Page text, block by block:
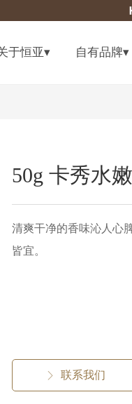
于恒亚▾ 自有品牌▾
50g 卡秀水
清爽干净的香味沁人心
皆宜。
ꁕ 联系我们